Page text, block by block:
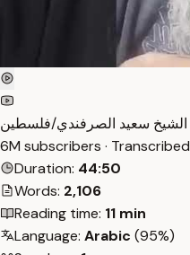
الشيخ سعيد الصرفندي/فلسطين
6M subscribers · Transcribed
Duration: 44:50
Words: 2,106
Reading time: 11 min
Language: Arabic (95%)